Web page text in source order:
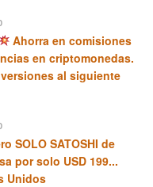
Ahorra en comisiones
en criptomonedas.
al siguiente
SOLO SATOSHI de
por solo USD 199...
Unidos